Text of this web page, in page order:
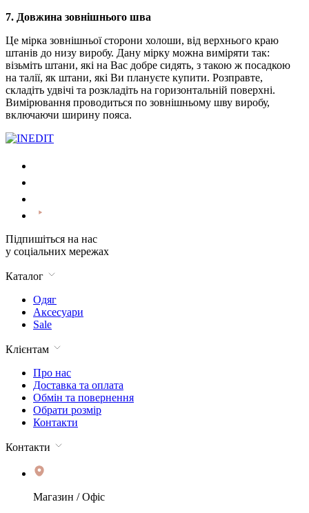
7. Довжина зовнішнього шва
Це мірка зовнішньої сторони холоши, від верхнього краю
штанів до низу виробу. Дану мірку можна виміряти так:
візьміть штани, які на Вас добре сидять, з такою ж посадкою
на талії, як штани, які Ви плануєте купити. Розправте,
складіть удвічі та розкладіть на горизонтальній поверхні.
Вимірювання проводиться по зовнішньому шву виробу,
включаючи ширину пояса.
Підпишіться на нас
у соціальних мережах
Каталог
Одяг
Аксесуари
Sale
Клієнтам
Про нас
Доставка та оплата
Обмін та повернення
Обрати розмір
Контакти
Контакти
Магазин / Офіс